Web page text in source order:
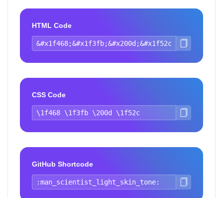
HTML Code
CSS Code
GitHub Shortcode